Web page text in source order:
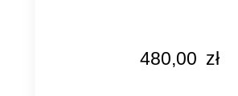
480,00 zł